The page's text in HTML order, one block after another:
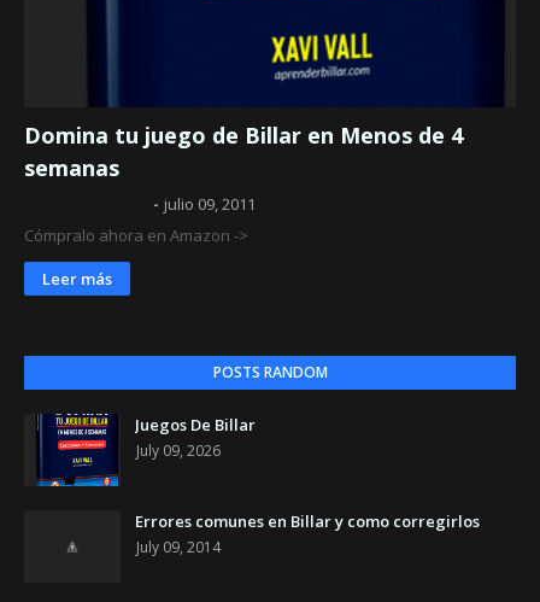
Domina tu juego de Billar en Menos de 4
semanas
julio 09, 2011
Cómpralo ahora en Amazon ->
Leer más
POSTS RANDOM
Juegos De Billar
July 09, 2026
Errores comunes en Billar y como corregirlos
July 09, 2014